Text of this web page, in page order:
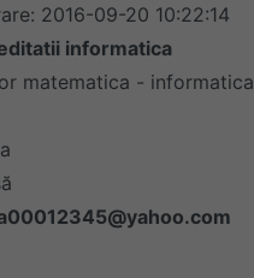
2016-09-20 10:22:14
informatica
matematica - informatica